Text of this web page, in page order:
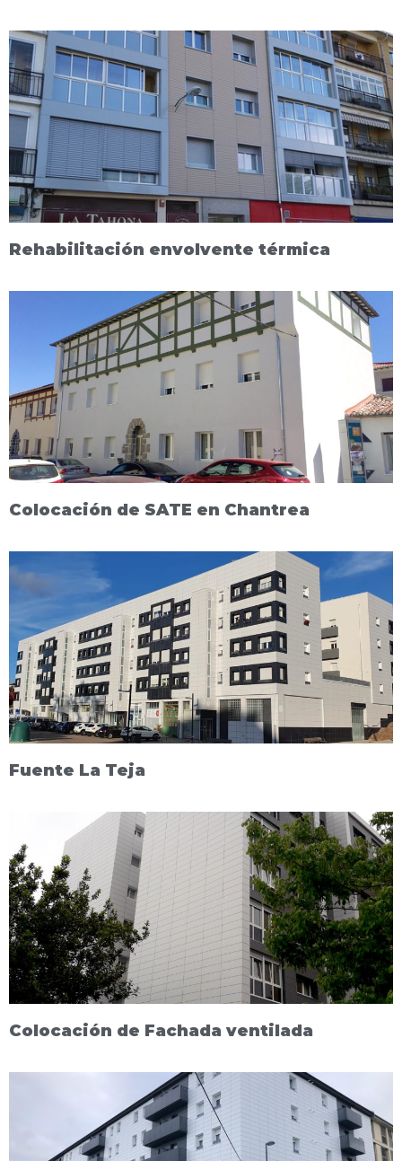
Rehabilitación envolvente térmica
Colocación de SATE en Chantrea
Fuente La Teja
Colocación de Fachada ventilada